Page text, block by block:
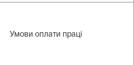
Умови оплати праці